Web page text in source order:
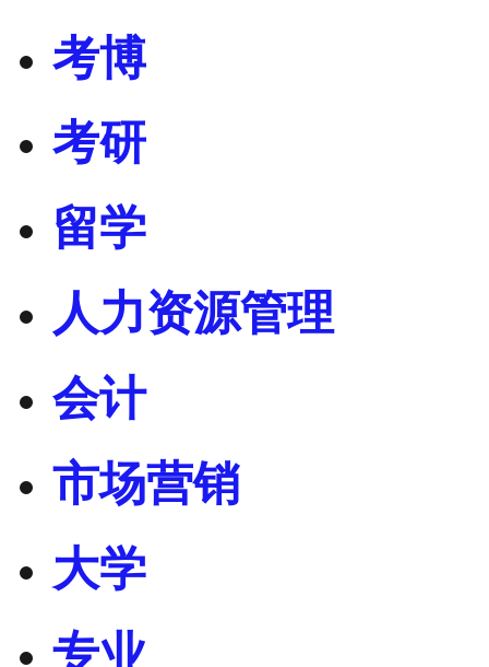
考博
考研
留学
人力资源管理
会计
市场营销
大学
专业